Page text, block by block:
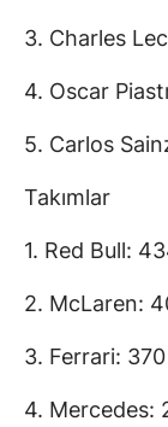
3. Charles
4. Oscar
5. Carlos
Takımlar
1. Red Bull:
2. McLaren:
3. Ferrari: 370
4. Mercedes: